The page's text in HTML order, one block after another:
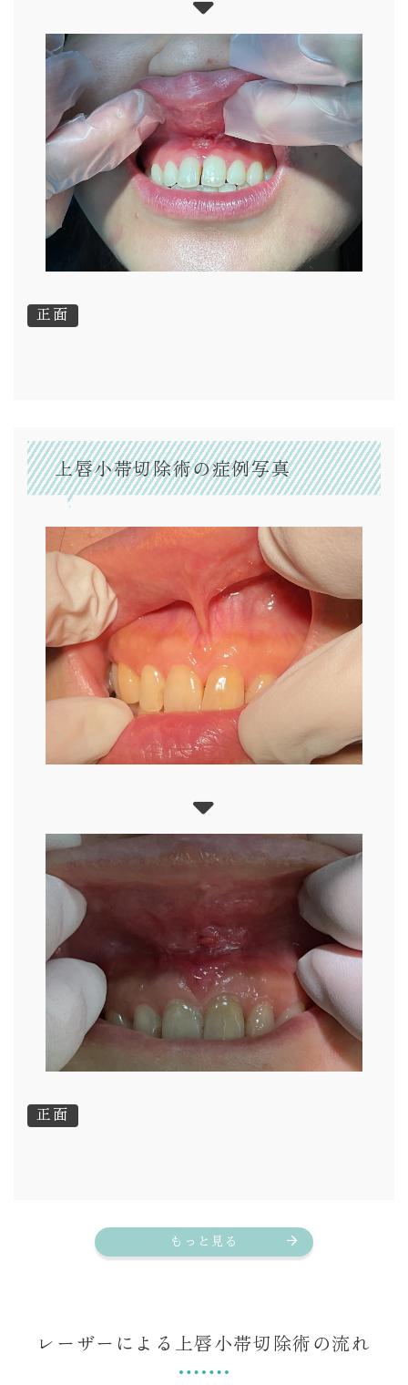
正面
上唇小帯切除術の症例写真
正面
もっと見る
レーザーによる上唇小帯切除術の流れ